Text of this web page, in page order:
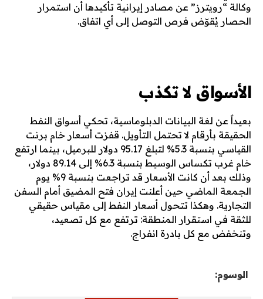
وكالة “رويترز” عن مصادر إيرانية تأكيدها أن استمرار
الحصار يُقوّض فرص التوصل إلى أي اتفاق.
الأسواق لا تكذب
بعيداً عن لغة البيانات الدبلوماسية، تحكي أسواق النفط
الحقيقة بأرقام لا تحتمل التأويل. قفزت أسعار خام برنت
القياسي بنسبة 5.3% لتبلغ 95.17 دولار للبرميل، بينما ارتفع
خام غرب تكساس الوسيط بنسبة 6.3% إلى 89.14 دولار،
وذلك بعد أن كانت الأسعار قد تراجعت بنسبة 9% يوم
الجمعة الماضي حين أعلنت إيران فتح المضيق أمام السفن
التجارية. وهكذا تتحول أسعار النفط إلى مقياس حقيقي
للثقة في استقرار المنطقة: ترتفع مع كل تصعيد،
وتنخفض مع كل بادرة انفراج.
الوسوم: